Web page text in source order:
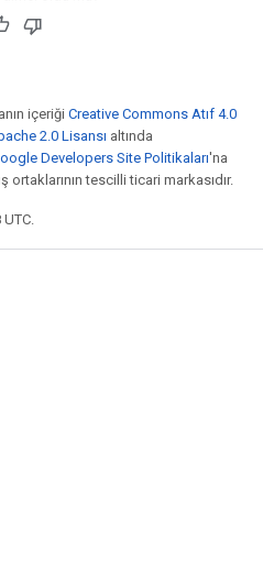
içeriği Creative Commons Atıf 4.0
2.0 Lisansı altında
Developers Site Politikaları'na
ortaklarının tescilli ticari markasıdır.